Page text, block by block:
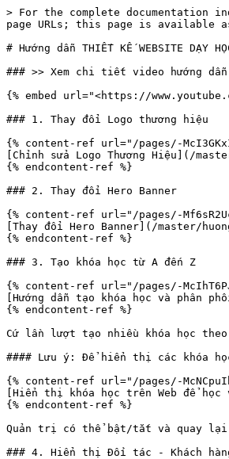
> For the complete documentation
page URLs; this page is available
# Hướng dẫn THIẾT KẾ WEBSITE DẠY
### >> Xem chi tiết video hướng
{% embed url="<https://
### 1. Thay đổi Logo thương hiệu
{% content-ref url="/pages/-
[Chỉnh sửa Logo Thương Hiệu](/
{% endcontent-ref %}
### 2. Thay đổi Hero Banner
{% content-ref url="/pages/-
[Thay đổi Hero Banner](/master/
{% endcontent-ref %}
### 3. Tạo khóa học từ A đến Z
{% content-ref url="/pages/-
[Hướng dẫn tạo khóa học và phân
{% endcontent-ref %}
Cứ lần lượt tạo nhiều khóa học
#### Lưu ý: Để hiển thị các khóa
{% content-ref url="/pages/-
[Hiển thị khóa học trên Web để
{% endcontent-ref %}
Quản trị có thể bật/tắt và quay lại
### 4. Hiển thị Đối tác - Khách